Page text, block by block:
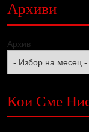
Архиви
Архив
Кои Сме